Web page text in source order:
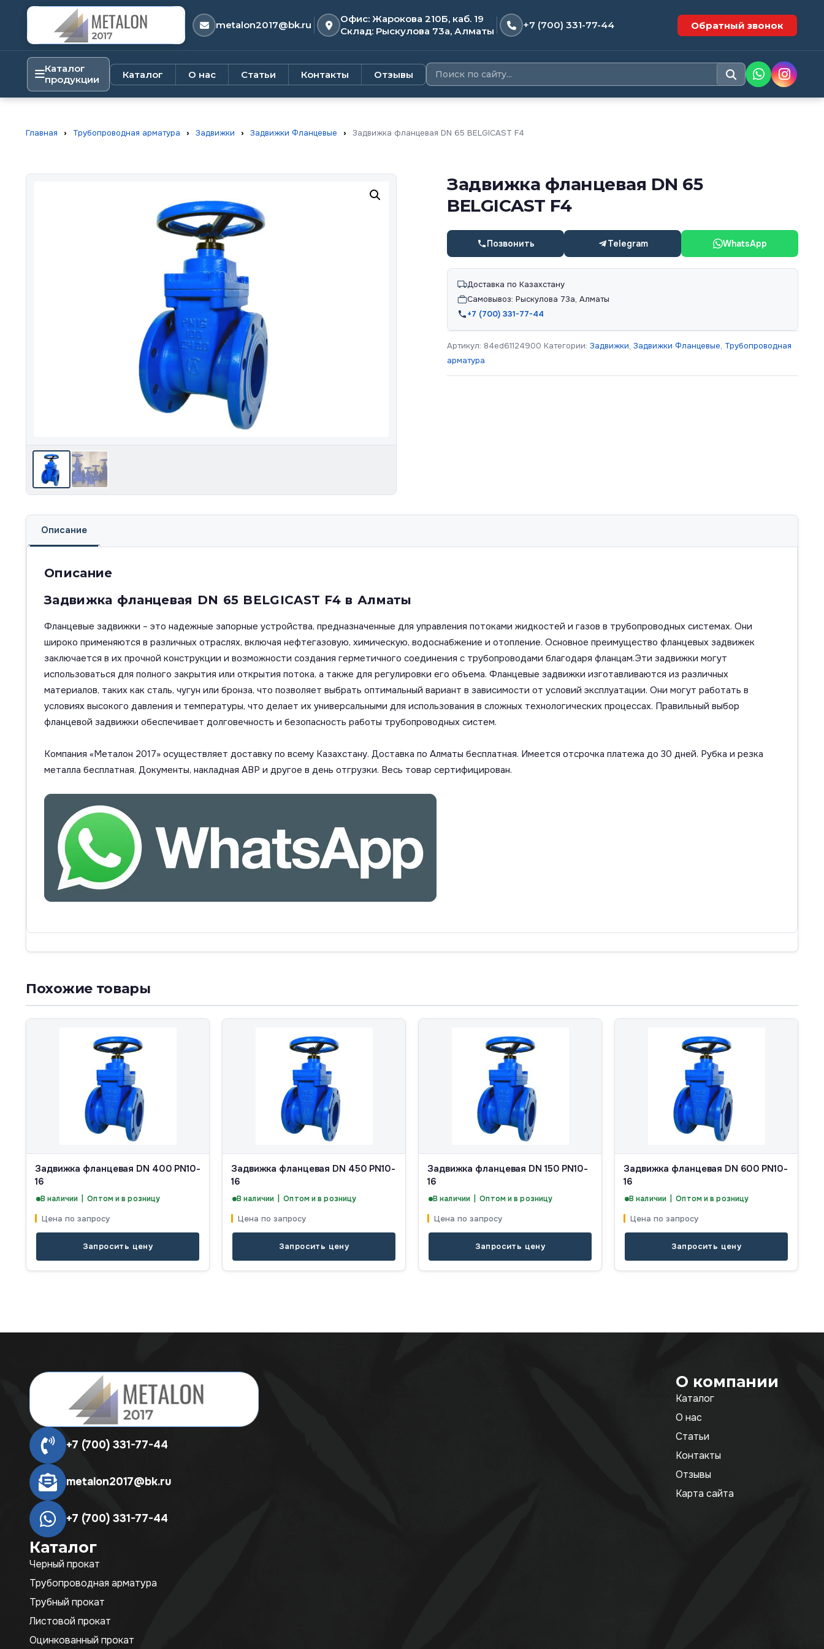
metalon2017@bk.ru
Офис: Жарокова 210Б, каб. 19
Склад: Рыскулова 73а, Алматы
+7 (700) 331-77-44 Обратный звонок
Каталог
продукции
Каталог О нас Статьи Контакты Отзывы
Главная › Трубопроводная арматура › Задвижки › Задвижки Фланцевые › Задвижка фланцевая DN 65 BELGICAST F4
Задвижка фланцевая DN 65
BELGICAST F4
Позвонить Telegram WhatsApp
Доставка по Казахстану
Самовывоз: Рыскулова 73а, Алматы
+7 (700) 331-77-44
Артикул: 84ed61124900 Категории:Задвижки,Задвижки Фланцевые, Трубопроводная
арматура
Описание
Описание
Задвижка фланцевая DN 65 BELGICAST F4 в Алматы
Фланцевые задвижки – это надежные запорные устройства, предназначенные для управления потоками жидкостей и газов в трубопроводных системах. Они
широко применяются в различных отраслях, включая нефтегазовую, химическую, водоснабжение и отопление. Основное преимущество фланцевых задвижек
заключается в их прочной конструкции и возможности создания герметичного соединения с трубопроводами благодаря фланцам.Эти задвижки могут
использоваться для полного закрытия или открытия потока, а также для регулировки его объема. Фланцевые задвижки изготавливаются из различных
материалов, таких как сталь, чугун или бронза, что позволяет выбрать оптимальный вариант в зависимости от условий эксплуатации. Они могут работать в
условиях высокого давления и температуры, что делает их универсальными для использования в сложных технологических процессах. Правильный выбор
фланцевой задвижки обеспечивает долговечность и безопасность работы трубопроводных систем.
Компания «Металон 2017» осуществляет доставку по всему Казахстану. Доставка по Алматы бесплатная. Имеется отсрочка платежа до 30 дней. Рубка и резка
металла бесплатная. Документы, накладная АВР и другое в день отгрузки. Весь товар сертифицирован.
Похожие товары
Задвижка фланцевая DN 400 PN10-
16
В наличии | Оптом и в розницу
Цена по запросу
Запросить цену
Задвижка фланцевая DN 450 PN10-
16
В наличии | Оптом и в розницу
Цена по запросу
Запросить цену
Задвижка фланцевая DN 150 PN10-
16
В наличии | Оптом и в розницу
Цена по запросу
Запросить цену
Задвижка фланцевая DN 600 PN10-
16
В наличии | Оптом и в розницу
Цена по запросу
Запросить цену
+7 (700) 331-77-44
metalon2017@bk.ru
+7 (700) 331-77-44
Каталог
Черный прокат
Трубопроводная арматура
Трубный прокат
Листовой прокат
Оцинкованный прокат
О компании
Каталог
О нас
Статьи
Контакты
Отзывы
Карта сайта